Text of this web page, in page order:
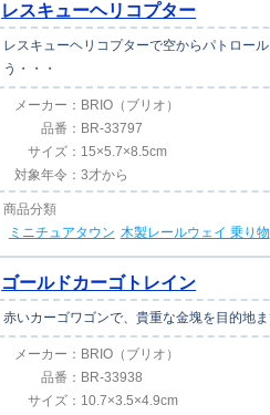
レスキューヘリコプター
レスキューヘリコプターで空からパトロー
う・・・
メーカー： BRIO（ブリオ）
品番： BR-33797
サイズ： 15×5.7×8.5cm
対象年令：3才から
商品分類
ミニチュアタウン 木製レールウェイ 乗り物
ゴールドカーゴトレイン
赤いカーゴワゴンで、貴重な金塊を目的地
メーカー： BRIO（ブリオ）
品番： BR-33938
サイズ： 10.7×3.5×4.9cm